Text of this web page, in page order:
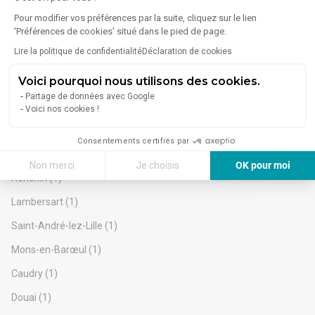
Pour modifier vos préférences par la suite, cliquez sur le lien
'Préférences de cookies' situé dans le pied de page.
Lire la politique de confidentialitéDéclaration de cookies
Voici pourquoi nous utilisons des cookies.
Partage de données avec Google
Voici nos cookies !
Consentements certifiés par
Non merci Je choisis
OK pour moi
Axeptio consent
Plateforme de Gestion du Consentement : Personnalisez vos Options
Notre plateforme vous permet d'adapter et de gérer vos paramètres
Dunkerque(3)
Valenciennes
Wattrelos (2)
Roncq(2)
Ronchin(1)
Lambersart (1)
Saint-André-lez-Lille (1)
Mons-en-Barœul (1)
Caudry (1)
Douai (1)